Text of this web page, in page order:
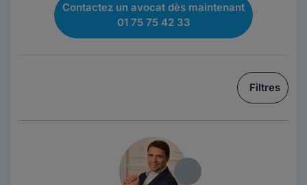
Contactez un avocat dès maintenant
01 75 75 42 33
Filtres